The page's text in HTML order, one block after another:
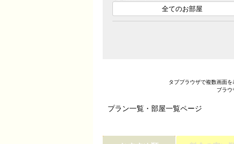
全てのお部屋
タブブラウザで複数画面
ブラウ
プラン一覧・部屋一覧ページ